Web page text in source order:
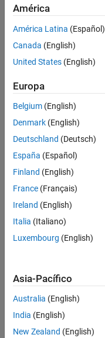
Technical Writing
Education Marketing
Ordenar por
Guardar
empleos
seleccionados
No se
han
traducido
todos
los
empleos.
Busque
por
ubicación
todos
empleos
en su
zona.
América
América Latina (Español)
Canada (English)
United States (English)
Europa
Belgium (English)
Denmark (English)
Deutschland (Deutsch)
España (Español)
Finland (English)
France (Français)
Ireland (English)
Italia (Italiano)
Luxembourg (English)
Asia-Pacífico
Australia (English)
India (English)
New Zealand (English)